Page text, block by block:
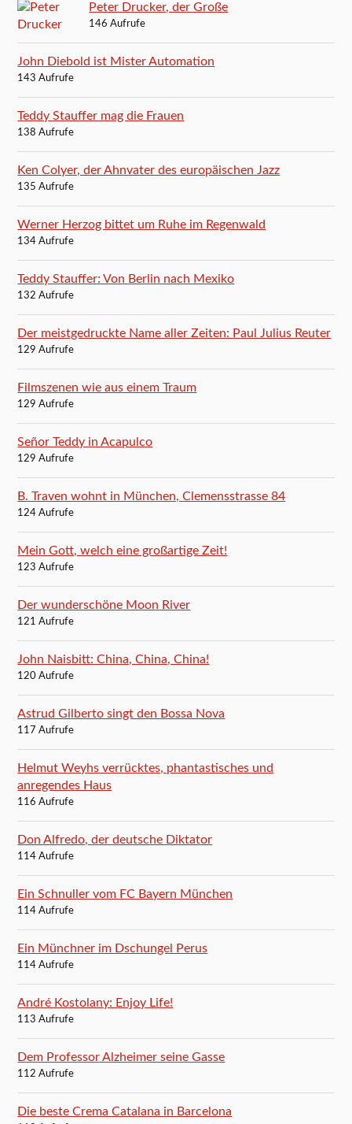
Peter Drucker, der Große
146 Aufrufe
John Diebold ist Mister Automation
143 Aufrufe
Teddy Stauffer mag die Frauen
138 Aufrufe
Ken Colyer, der Ahnvater des europäischen Jazz
135 Aufrufe
Werner Herzog bittet um Ruhe im Regenwald
134 Aufrufe
Teddy Stauffer: Von Berlin nach Mexiko
132 Aufrufe
Der meistgedruckte Name aller Zeiten: Paul Julius Reuter
129 Aufrufe
Filmszenen wie aus einem Traum
129 Aufrufe
Señor Teddy in Acapulco
129 Aufrufe
B. Traven wohnt in München, Clemensstrasse 84
124 Aufrufe
Mein Gott, welch eine großartige Zeit!
123 Aufrufe
Der wunderschöne Moon River
121 Aufrufe
John Naisbitt: China, China, China!
120 Aufrufe
Astrud Gilberto singt den Bossa Nova
117 Aufrufe
Helmut Weyhs verrücktes, phantastisches und
anregendes Haus
116 Aufrufe
Don Alfredo, der deutsche Diktator
114 Aufrufe
Ein Schnuller vom FC Bayern München
114 Aufrufe
Ein Münchner im Dschungel Perus
114 Aufrufe
André Kostolany: Enjoy Life!
113 Aufrufe
Dem Professor Alzheimer seine Gasse
112 Aufrufe
Die beste Crema Catalana in Barcelona